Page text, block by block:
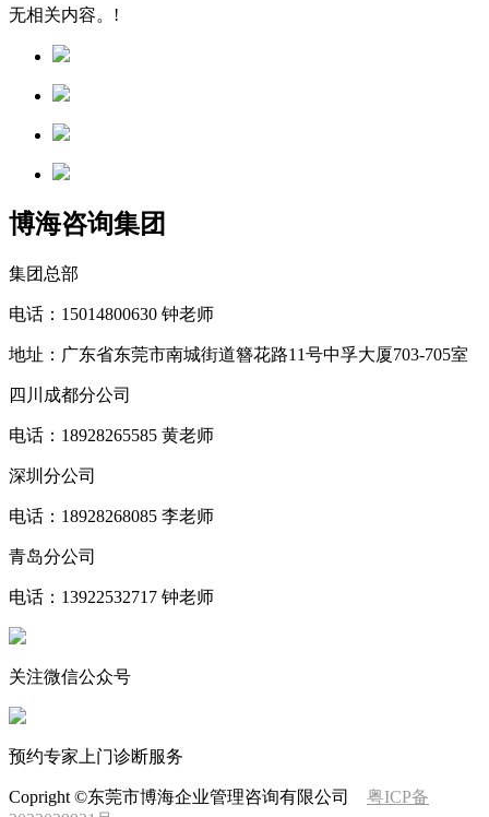
无相关内容。!
博海咨询集团
集团总部
电话：15014800630 钟老师
地址：广东省东莞市南城街道簪花路11号中孚大厦703-705室
四川成都分公司
电话：18928265585 黄老师
深圳分公司
电话：18928268085 李老师
青岛分公司
电话：13922532717 钟老师
关注微信公众号
预约专家上门诊断服务
Copright ©东莞市博海企业管理咨询有限公司 粤ICP备